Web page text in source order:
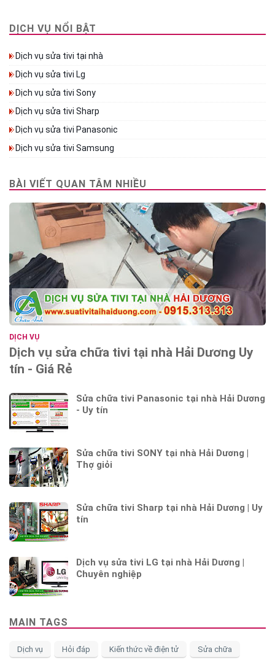
DỊCH VỤ NỔI BẬT
Dịch vụ sửa tivi tại nhà
Dịch vụ sửa tivi Lg
Dịch vụ sửa tivi Sony
Dịch vụ sửa tivi Sharp
Dịch vụ sửa tivi Panasonic
Dịch vụ sửa tivi Samsung
BÀI VIẾT QUAN TÂM NHIỀU
DỊCH VỤ
Dịch vụ sửa chữa tivi tại nhà Hải Dương Uy
tín - Giá Rẻ
Sửa chữa tivi Panasonic tại nhà Hải Dương
- Uy tín
Sửa chữa tivi SONY tại nhà Hải Dương |
Thợ giỏi
Sửa chữa tivi Sharp tại nhà Hải Dương | Uy
tín
Dịch vụ sửa tivi LG tại nhà Hải Dương |
Chuyên nghiệp
MAIN TAGS
Dịch vụ Hỏi đáp Kiến thức về điện tử Sửa chữa